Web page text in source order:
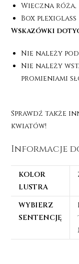
Wieczna róża,
Box plexiglass
Wskazówki
Nie należy
Nie należy
promieniami
Sprawdź także
kwiatów!
Informacje
KOLOR
LUSTRA
WYBIERZ
SENTENCJĘ